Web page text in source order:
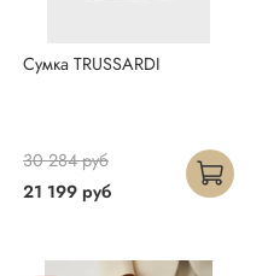
Сумка TRUSSARDI
21 199 руб
30 284 руб